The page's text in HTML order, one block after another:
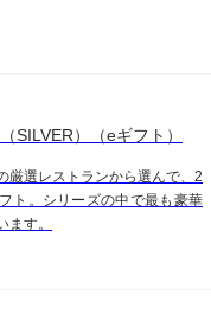
SILVER）（eギフト）
厳選レストランから選んで、2
ト。シリーズの中で最も豪華
す。